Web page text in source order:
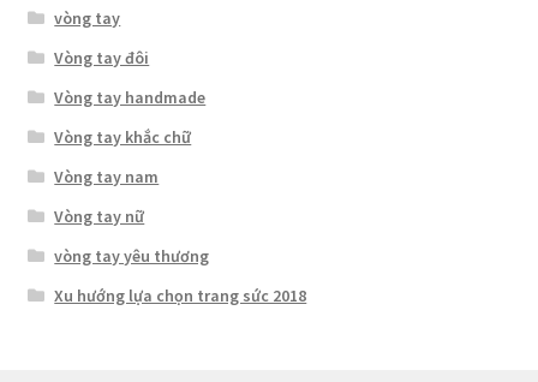
vòng tay
Vòng tay đôi
Vòng tay handmade
Vòng tay khắc chữ
Vòng tay nam
Vòng tay nữ
vòng tay yêu thương
Xu hướng lựa chọn trang sức 2018